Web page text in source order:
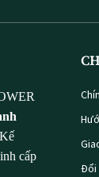
cấp
Đổi